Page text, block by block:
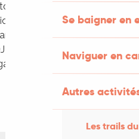
Se baigner en
Naviguer en
Autres
Les trails
feu d’artifice,
foraines ! Vendredi 8
de pétanque -
avec Jim X Prods
– 2€/ticket (tirage